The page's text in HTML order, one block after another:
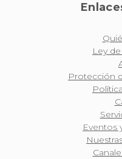
Ley
Protección
Eventos